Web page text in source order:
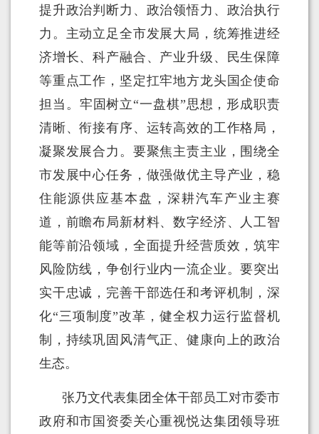
提升政治判断力、政治领悟力、政治执行
力。主动立足全市发展大局，统筹推进经
济增长、科产融合、产业升级、民生保障
等重点工作，坚定扛牢地方龙头国企使命
担当。牢固树立“一盘棋”思想，形成职责
清晰、衔接有序、运转高效的工作格局，
凝聚发展合力。要聚焦主责主业，围绕全
市发展中心任务，做强做优主导产业，稳
住能源供应基本盘，深耕汽车产业主赛
道，前瞻布局新材料、数字经济、人工智
能等前沿领域，全面提升经营质效，筑牢
风险防线，争创行业内一流企业。要突出
实干忠诚，完善干部选任和考评机制，深
化“三项制度”改革，健全权力运行监督机
制，持续巩固风清气正、健康向上的政治
生态。
张乃文代表集团全体干部员工对市委市
政府和市国资委关心重视悦达集团领导班